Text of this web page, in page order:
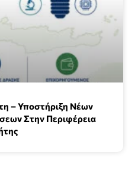
– Υποστήριξη Νέων
Στην Περιφέρεια